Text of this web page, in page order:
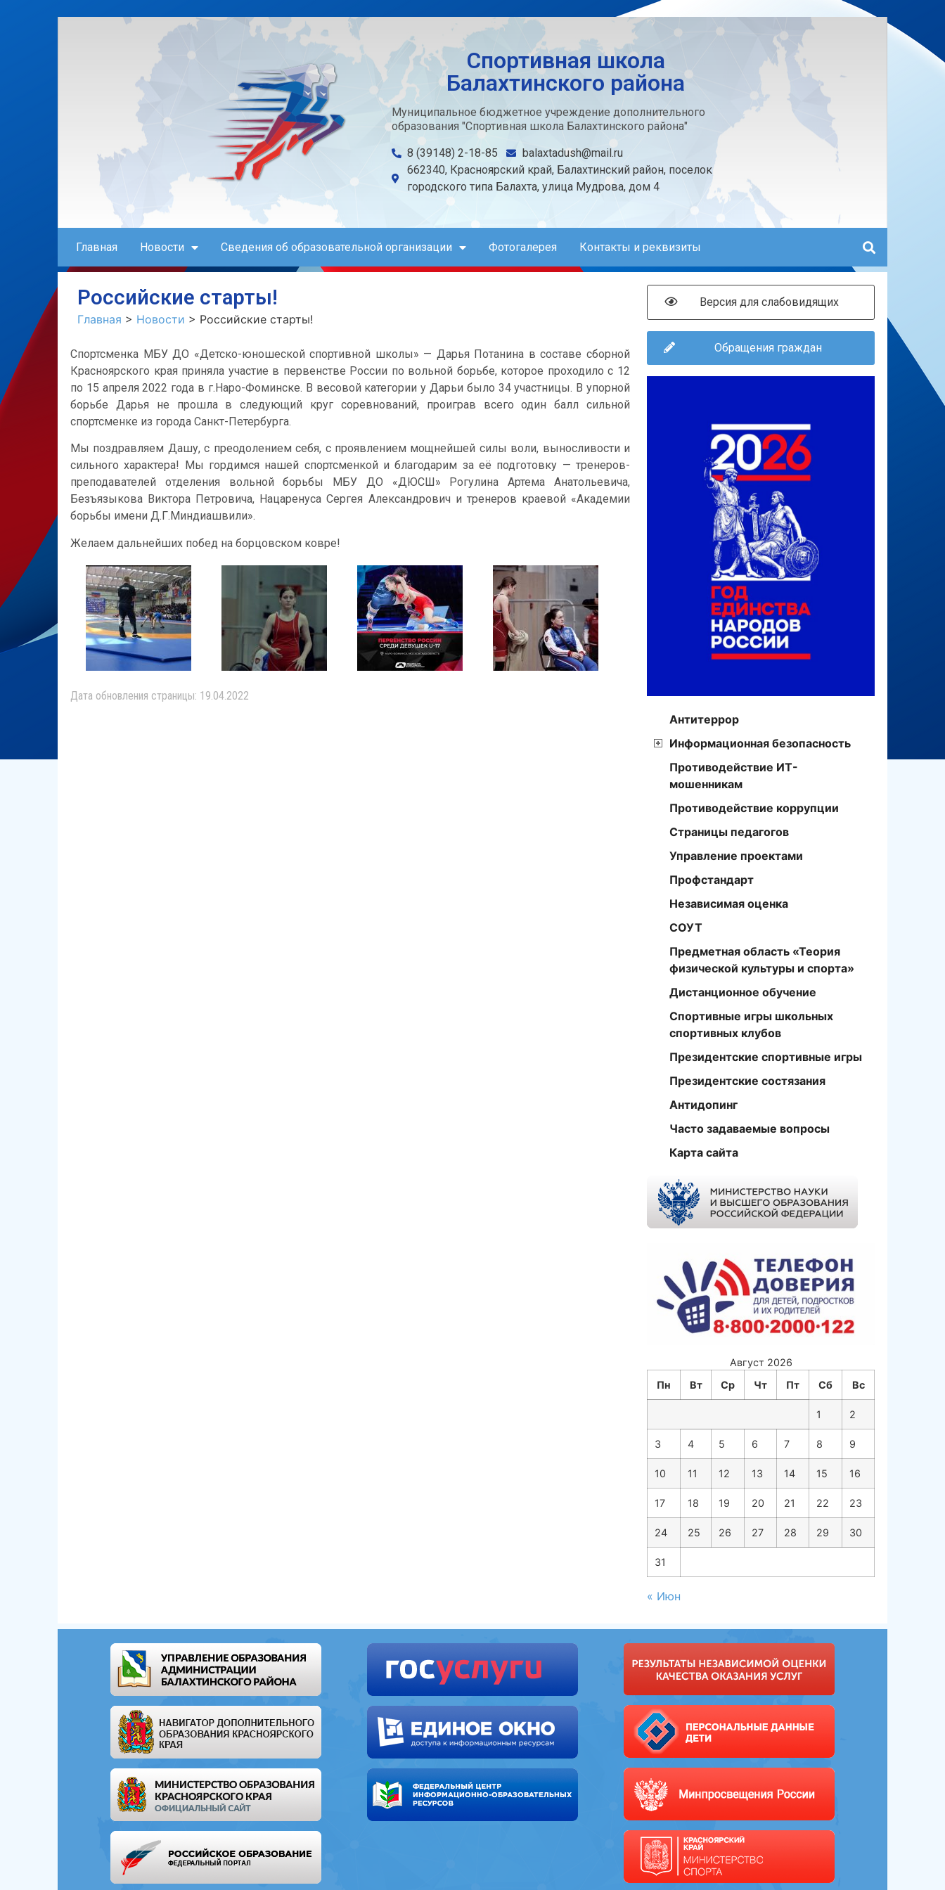
Спортивная школа
Балахтинского района
Муниципальное бюджетное учреждение дополнительного
образования "Спортивная школа Балахтинского района"
8 (39148) 2-18-85
balaxtadush@mail.ru
662340, Красноярский край, Балахтинский район, поселок
городского типа Балахта, улица Мудрова, дом 4
Главная Новости Сведения об образовательной организации Фотогалерея Контакты и реквизиты
Российские старты!
Главная > Новости > Российские старты!
Спортсменка МБУ ДО «Детско-юношеской спортивной школы» — Дарья Потанина в составе сборной
Красноярского края приняла участие в первенстве России по вольной борьбе, которое проходило с 12
по 15 апреля 2022 года в г.Наро-Фоминске. В весовой категории у Дарьи было 34 участницы. В упорной
борьбе Дарья не прошла в следующий круг соревнований, проиграв всего один балл сильной
спортсменке из города Санкт-Петербурга.
Мы поздравляем Дашу, с преодолением себя, с проявлением мощнейшей силы воли, выносливости и
сильного характера! Мы гордимся нашей спортсменкой и благодарим за её подготовку — тренеров-
преподавателей отделения вольной борьбы МБУ ДО «ДЮСШ» Рогулина Артема Анатольевича,
Безъязыкова Виктора Петровича, Нацаренуса Сергея Александрович и тренеров краевой «Академии
борьбы имени Д.Г.Миндиашвили».
Желаем дальнейших побед на борцовском ковре!
Дата обновления страницы: 19.04.2022
Версия для слабовидящих
Обращения граждан
Антитеррор
Информационная безопасность
Противодействие ИТ-
мошенникам
Противодействие коррупции
Страницы педагогов
Управление проектами
Профстандарт
Независимая оценка
СОУТ
Предметная область «Теория
физической культуры и спорта»
Дистанционное обучение
Спортивные игры школьных
спортивных клубов
Президентские спортивные игры
Президентские состязания
Антидопинг
Часто задаваемые вопросы
Карта сайта
Август 2026
Пн
Вт Ср Чт Пт Сб Вс
1 2
3 4 5 6 7 8 9
10 11 12 13 14 15 16
17 18 19 20 21 22 23
24 25 26 27 28 29 30
31
« Июн